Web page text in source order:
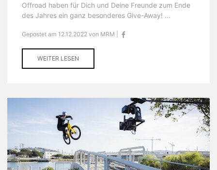
Offroad haben für Dich und Deine Freunde zum Ende
des Jahres ein ganz besonderes Give-Away! ...
Gepostet am 12.12.2022 von MRM |
WEITER LESEN